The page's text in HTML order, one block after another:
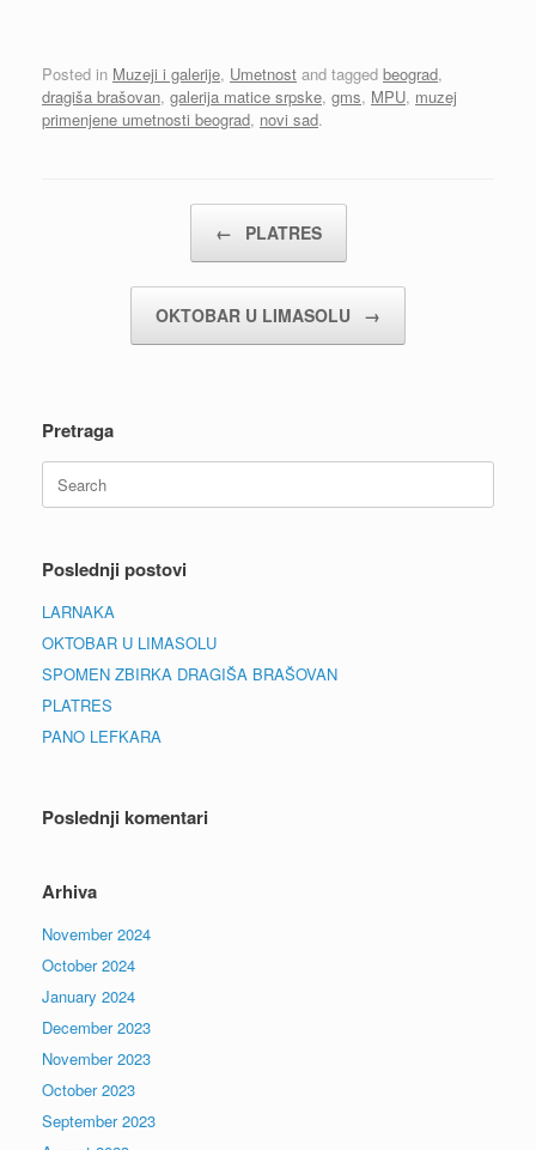
Posted in Muzeji i galerije, Umetnost and tagged beograd,
dragiša brašovan, galerija matice srpske, gms, MPU, muzej
primenjene umetnosti beograd, novi sad.
← PLATRES
OKTOBAR U LIMASOLU →
Pretraga
Search
for:
Poslednji postovi
LARNAKA
OKTOBAR U LIMASOLU
SPOMEN ZBIRKA DRAGIŠA BRAŠOVAN
PLATRES
PANO LEFKARA
Poslednji komentari
Arhiva
November 2024
October 2024
January 2024
December 2023
November 2023
October 2023
September 2023